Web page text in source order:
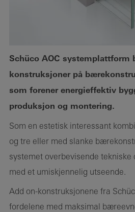
Schüco AOC systemplattform
konstruksjoner på
som forener energieffektiv
produksjon og montering.
Som en estetisk interessant
og tre eller med slanke
systemet overbevisende tekniske
med et umiskjennelig utseende.
Add on-konstruksjonene fra
fordelene med maksimal